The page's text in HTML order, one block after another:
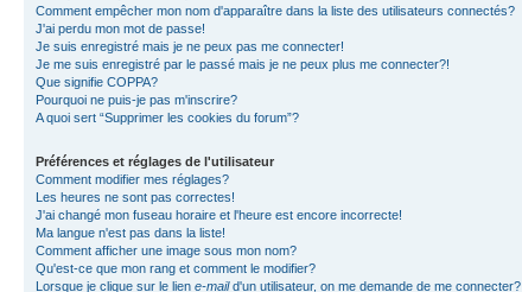
Comment empêcher mon nom d'apparaître dans la liste des utilisateurs connectés?
J'ai perdu mon mot de passe!
Je suis enregistré mais je ne peux pas me connecter!
Je me suis enregistré par le passé mais je ne peux plus me connecter?!
Que signifie COPPA?
Pourquoi ne puis-je pas m'inscrire?
A quoi sert “Supprimer les cookies du forum”?
Préférences et réglages de l'utilisateur
Comment modifier mes réglages?
Les heures ne sont pas correctes!
J'ai changé mon fuseau horaire et l'heure est encore incorrecte!
Ma langue n'est pas dans la liste!
Comment afficher une image sous mon nom?
Qu'est-ce que mon rang et comment le modifier?
Lorsque je clique sur le lien e-maild'un utilisateur, on me demande de me connecter?